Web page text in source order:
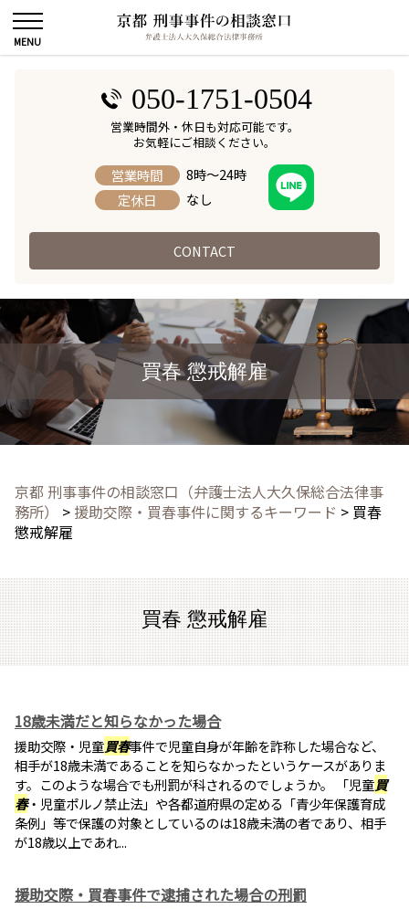
050-1751-0504
営業時間外・休日も対応可能です。
お気軽にご相談ください。
営業時間
8時～24時
定休日
なし
CONTACT
買春 懲戒解雇
京都 刑事事件の相談窓口（弁護士法人大久保総合法律事
務所）
> 援助交際・買春事件に関するキーワード > 買春
懲戒解雇
買春 懲戒解雇
18歳未満だと知らなかった場合
援助交際・児童買春事件で児童自身が年齢を詐称した場合など、
相手が18歳未満であることを知らなかったというケースがありま
す。このような場合でも刑罰が科されるのでしょうか。 「児童買
春・児童ポルノ禁止法」や各都道府県の定める「青少年保護育成
条例」等で保護の対象としているのは18歳未満の者であり、相手
が18歳以上であれ...
援助交際・買春事件で逮捕された場合の刑罰